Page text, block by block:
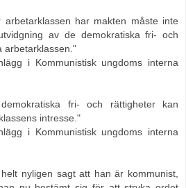
har makten måste inte
av de demokratiska fri- och
arbetarklassen."
i Kommunistisk ungdoms interna
fri- och rättigheter kan
intresse."
i Kommunistisk ungdoms interna
nyligen sagt att han är kommunist,